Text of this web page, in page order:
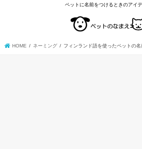
ペットに名前をつけるときのアイ
HOME ネーミング フィンランド語を使ったペットの